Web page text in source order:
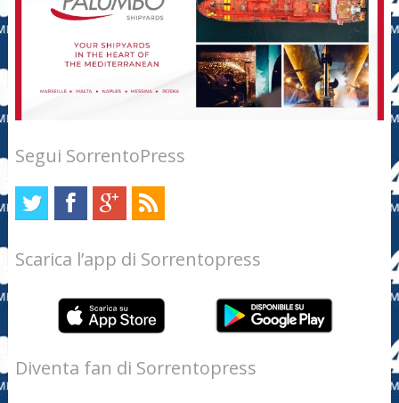
Segui SorrentoPress
Scarica l’app di Sorrentopress
Diventa fan di Sorrentopress